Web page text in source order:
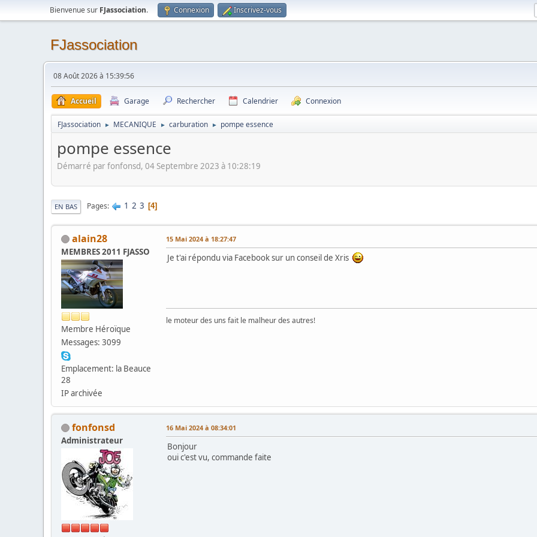
Bienvenue sur FJassociation. Connexion Inscrivez-vous
FJassociation
08 Août 2026 à 15:39:56
Accueil Garage Rechercher Calendrier Connexion
FJassociation ► MECANIQUE ► carburation ► pompe essence
pompe essence
Démarré par fonfonsd, 04 Septembre 2023 à 10:28:19
EN BAS Pages 1 2 3 4
alain28
MEMBRES 2011 FJASSO
Membre Héroïque
Messages: 3099
Emplacement: la Beauce
28
IP archivée
15 Mai 2024 à 18:27:47
Je t'ai répondu via Facebook sur un conseil de Xris
le moteur des uns fait le malheur des autres!
fonfonsd
Administrateur
16 Mai 2024 à 08:34:01
Bonjour
oui c'est vu, commande faite